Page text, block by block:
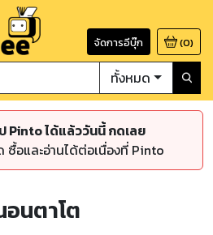
จัดการอีบุ๊ก (0)
ทั้งหมด
Pinto ได้แล้ววันนี้ กดเลย
อและอ่านได้ต่อเนื่องที่ Pinto
อนตาโต